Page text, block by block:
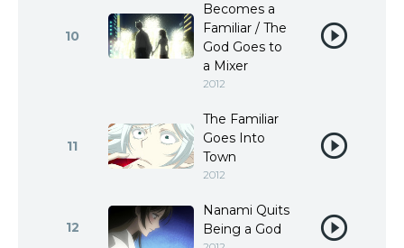
10
Becomes a
Familiar / The
God Goes to
a Mixer
2012
11
The Familiar
Goes Into
Town
2012
12
Nanami Quits
Being a God